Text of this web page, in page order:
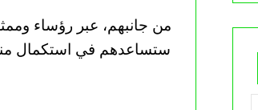
من جانبهم، عبر رؤساء
ستساعدهم في استكمال